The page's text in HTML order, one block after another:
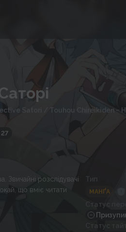
Satori Touhou Chireikiden ~
27
Звичайні розслідувачі
що вміє читати
Тип
МАНҐА
Статус
Статус